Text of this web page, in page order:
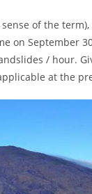
of the
on September
/ hour.
at the